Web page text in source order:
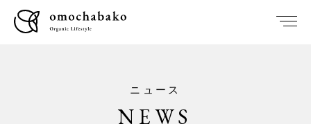
ニュース
NEWS